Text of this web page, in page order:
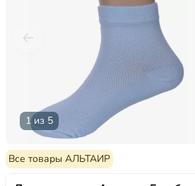
1 из 5
Все товары АЛЬТАИР